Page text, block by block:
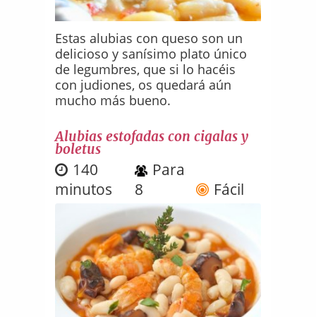
Estas alubias con queso son un
delicioso y sanísimo plato único
de legumbres, que si lo hacéis
con judiones, os quedará aún
mucho más bueno.
Alubias estofadas con cigalas y
boletus
140
minutos
Para
8
Fácil